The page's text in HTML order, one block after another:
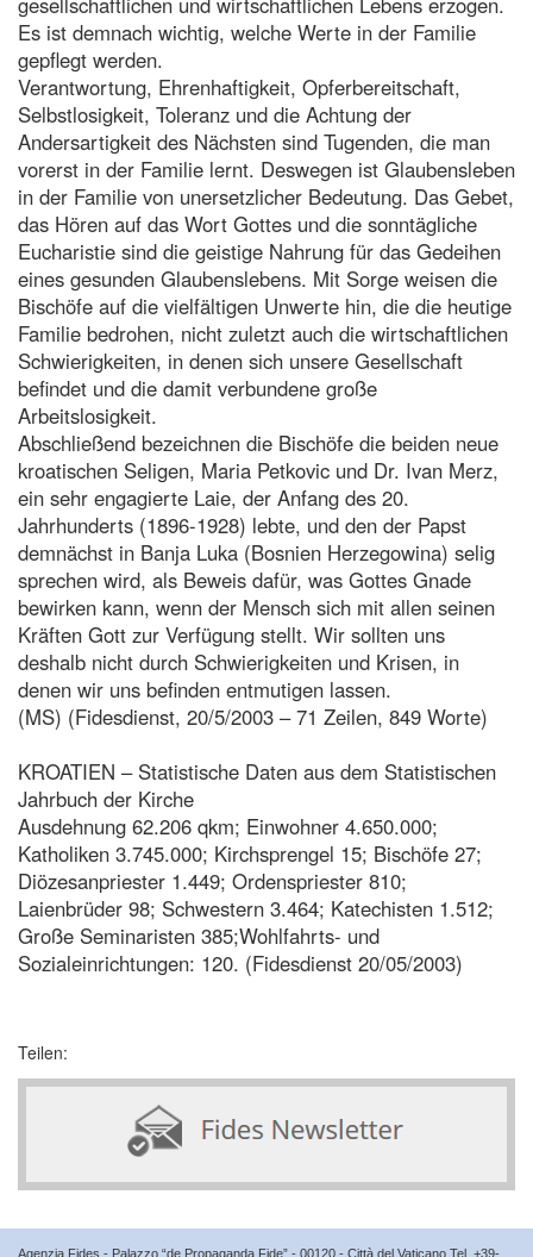
Es ist demnach wichtig, welche Werte in der Familie
gepflegt werden.
Verantwortung, Ehrenhaftigkeit, Opferbereitschaft,
Selbstlosigkeit, Toleranz und die Achtung der
Andersartigkeit des Nächsten sind Tugenden, die man
vorerst in der Familie lernt. Deswegen ist Glaubensleben
in der Familie von unersetzlicher Bedeutung. Das Gebet,
das Hören auf das Wort Gottes und die sonntägliche
Eucharistie sind die geistige Nahrung für das Gedeihen
eines gesunden Glaubenslebens. Mit Sorge weisen die
Bischöfe auf die vielfältigen Unwerte hin, die die heutige
Familie bedrohen, nicht zuletzt auch die wirtschaftlichen
Schwierigkeiten, in denen sich unsere Gesellschaft
befindet und die damit verbundene große
Arbeitslosigkeit.
Abschließend bezeichnen die Bischöfe die beiden neue
kroatischen Seligen, Maria Petkovic und Dr. Ivan Merz,
ein sehr engagierte Laie, der Anfang des 20.
Jahrhunderts (1896-1928) lebte, und den der Papst
demnächst in Banja Luka (Bosnien Herzegowina) selig
sprechen wird, als Beweis dafür, was Gottes Gnade
bewirken kann, wenn der Mensch sich mit allen seinen
Kräften Gott zur Verfügung stellt. Wir sollten uns
deshalb nicht durch Schwierigkeiten und Krisen, in
denen wir uns befinden entmutigen lassen.
(MS) (Fidesdienst, 20/5/2003 – 71 Zeilen, 849 Worte)
KROATIEN – Statistische Daten aus dem Statistischen
Jahrbuch der Kirche
Ausdehnung 62.206 qkm; Einwohner 4.650.000;
Katholiken 3.745.000; Kirchsprengel 15; Bischöfe 27;
Diözesanpriester 1.449; Ordenspriester 810;
Laienbrüder 98; Schwestern 3.464; Katechisten 1.512;
Große Seminaristen 385;Wohlfahrts- und
Sozialeinrichtungen: 120. (Fidesdienst 20/05/2003)
Teilen:
Agenzia Fides - Palazzo “de Propaganda Fide” - 00120 - Città del Vaticano Tel. +39-